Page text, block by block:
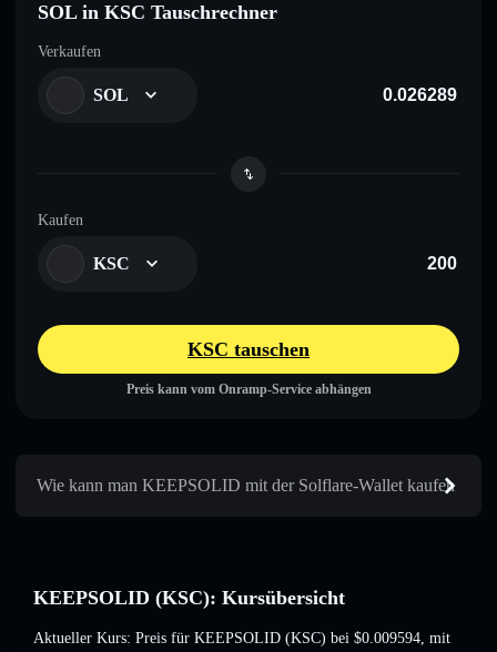
SOL in KSC Tauschrechner
Verkaufen
SOL
Kaufen
KSC
KSC tauschen
Preis kann vom Onramp-Service abhängen
Wie kann man KEEPSOLID mit der Solflare-Wallet kaufen
KEEPSOLID (KSC): Kursübersicht
Aktueller Kurs: Preis für KEEPSOLID (KSC) bei $0.009594, mit